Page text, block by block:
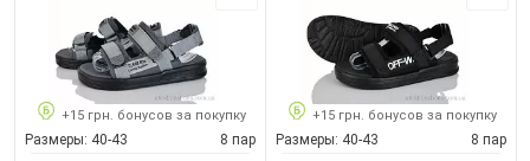
+15 грн. бонусов за покупку
Размеры: 40-43 8 пар
+15 грн. бонусов за покупку
Размеры: 40-43 8 пар